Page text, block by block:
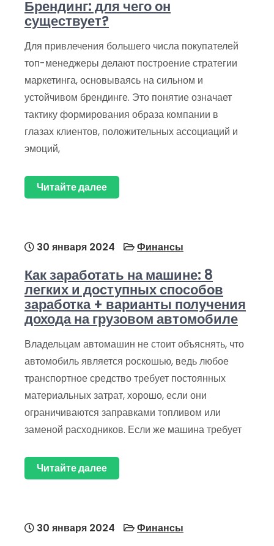
Брендинг: для чего он
существует?
Для привлечения большего числа покупателей
топ-менеджеры делают построение стратегии
маркетинга, основываясь на сильном и
устойчивом брендинге. Это понятие означает
тактику формирования образа компании в
глазах клиентов, положительных ассоциаций и
эмоций,
Читайте далее
30 января 2024 Финансы
Как заработать на машине: 8
легких и доступных способов
заработка + варианты получения
дохода на грузовом автомобиле
Владельцам автомашин не стоит объяснять, что
автомобиль является роскошью, ведь любое
транспортное средство требует постоянных
материальных затрат, хорошо, если они
ограничиваются заправками топливом или
заменой расходников. Если же машина требует
Читайте далее
30 января 2024 Финансы